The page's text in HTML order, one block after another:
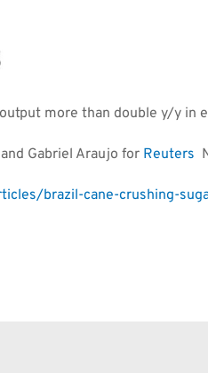
more than double y/y in
Gabriel Araujo for Reuters
brazil-cane-crushing-